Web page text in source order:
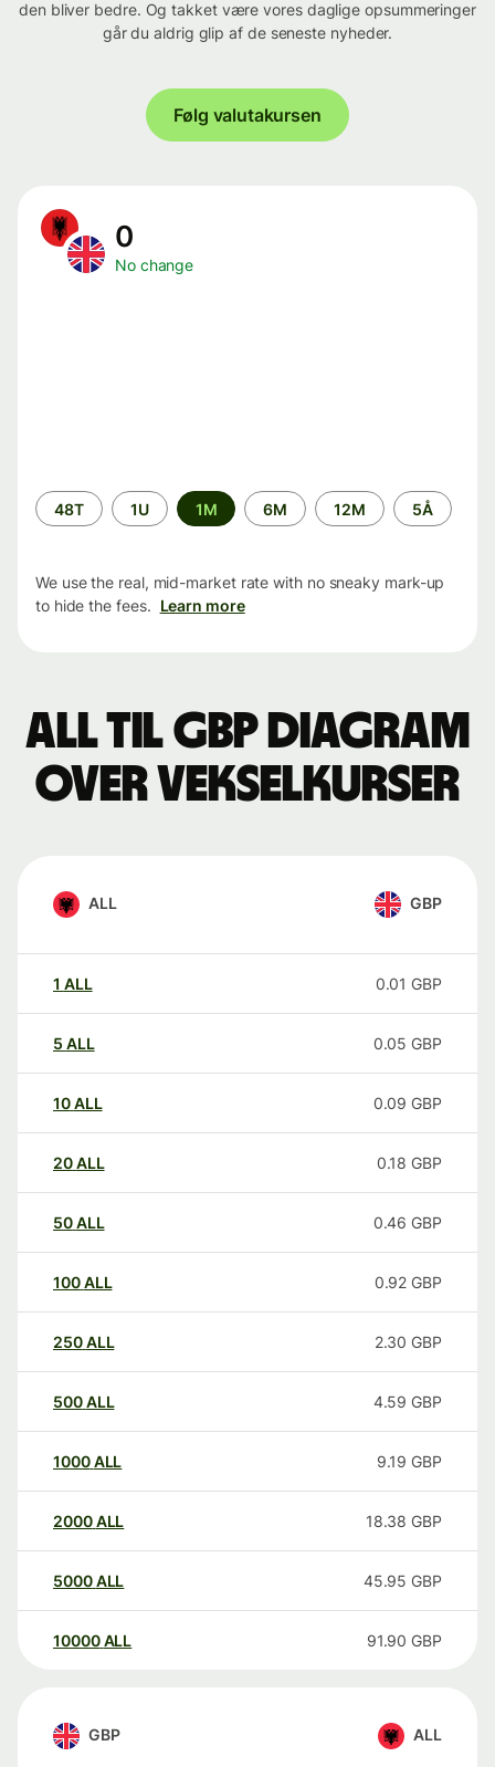
den bliver bedre. Og takket være vores daglige opsummeringer
går du aldrig glip af de seneste nyheder.
Følg valutakursen
0
No change
Time
period
48T 1U 1M 6M 12M 5Å
We use the real, mid-market rate with no sneaky mark-up
to hide the fees. Learn more
ALL til GBP Diagram
over vekselkurser
ALL GBP
1 ALL 0.01 GBP
5 ALL 0.05 GBP
10ALL 0.09 GBP
20ALL 0.18 GBP
50ALL 0.46 GBP
100ALL 0.92 GBP
250ALL 2.30 GBP
500ALL 4.59 GBP
1000ALL 9.19 GBP
2000ALL 18.38 GBP
5000ALL 45.95 GBP
10000 ALL 91.90 GBP
GBP ALL